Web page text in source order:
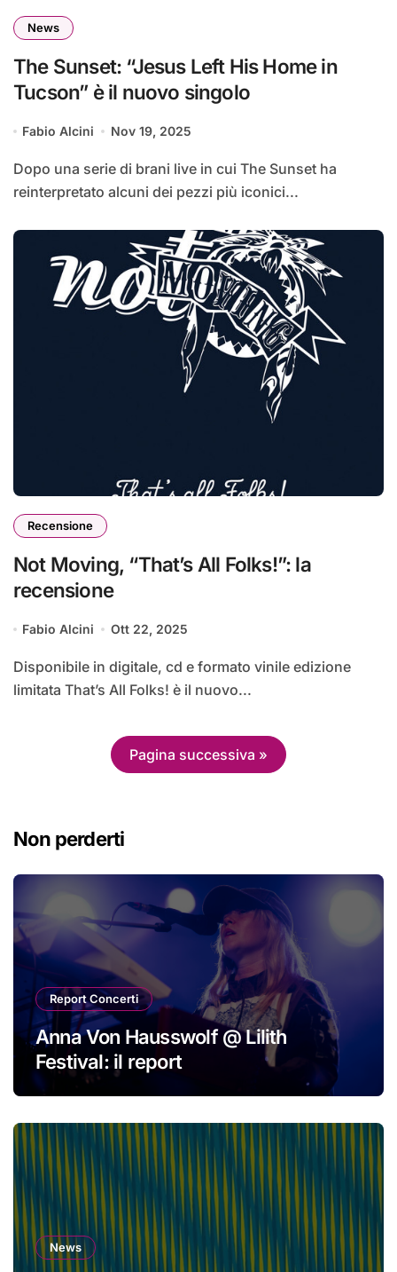
News
The Sunset: “Jesus Left His Home in
Tucson” è il nuovo singolo
Fabio Alcini Nov 19, 2025
Dopo una serie di brani live in cui The Sunset ha
reinterpretato alcuni dei pezzi più iconici...
Recensione
Not Moving, “That’s All Folks!”: la
recensione
Fabio Alcini Ott 22, 2025
Disponibile in digitale, cd e formato vinile edizione
limitata That’s All Folks! è il nuovo...
Pagina successiva »
Non perderti
Report Concerti
Anna Von Hausswolf @ Lilith
Festival: il report
News